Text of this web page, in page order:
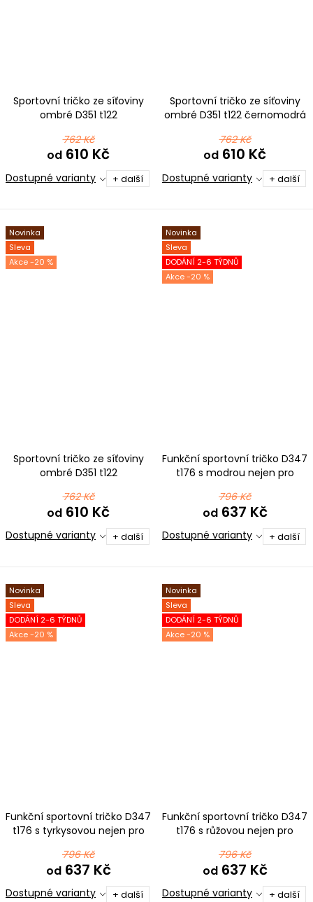
Sportovní tričko ze síťoviny
ombré D351 t122
762 Kč
od 610 Kč
Dostupné varianty + další
Sportovní tričko ze síťoviny
ombré D351 t122 černomodrá
762 Kč
od 610 Kč
Dostupné varianty + další
Novinka
Sleva
-20 %
Sportovní tričko ze síťoviny
ombré D351 t122
762 Kč
od 610 Kč
Dostupné varianty + další
Novinka
Sleva
DODÁNÍ 2-6 TÝDNŮ
-20 %
Funkční sportovní tričko D347
t176 s modrou nejen pro
796 Kč
od637 Kč
Dostupné varianty + další
Novinka
Sleva
DODÁNÍ 2-6 TÝDNŮ
-20 %
Funkční sportovní tričko D347
t176 s tyrkysovou nejen pro
796 Kč
od637 Kč
Dostupné varianty + další
Novinka
Sleva
DODÁNÍ 2-6 TÝDNŮ
-20 %
Funkční sportovní tričko D347
t176 s růžovou nejen pro
796 Kč
od637 Kč
Dostupné varianty + další